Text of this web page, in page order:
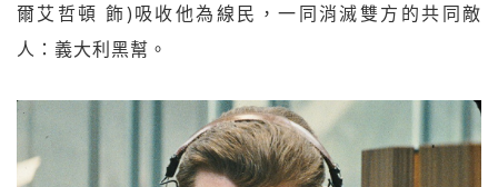
爾艾哲頓 飾)吸收他為線民，一同消滅雙方的共同敵
人：義大利黑幫。